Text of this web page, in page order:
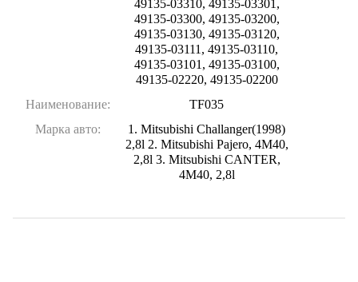
49135-03310, 49135-03301,
49135-03300, 49135-03200,
49135-03130, 49135-03120,
49135-03111, 49135-03110,
49135-03101, 49135-03100,
49135-02220, 49135-02200
Наименование:
TF035
Марка авто:
1. Mitsubishi Challanger(1998)
2,8l 2. Mitsubishi Pajero, 4M40,
2,8l 3. Mitsubishi CANTER,
4M40, 2,8l